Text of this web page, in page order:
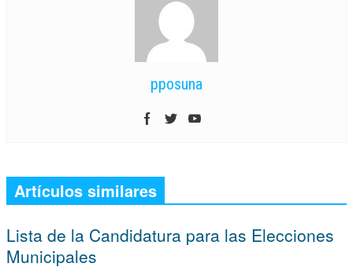
pposuna
Artículos similares
Lista de la Candidatura para las Elecciones
Municipales